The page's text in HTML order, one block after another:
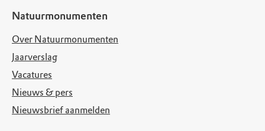
Natuurmonumenten
Over Natuurmonumenten
Jaarverslag
Vacatures
Nieuws & pers
Nieuwsbrief aanmelden